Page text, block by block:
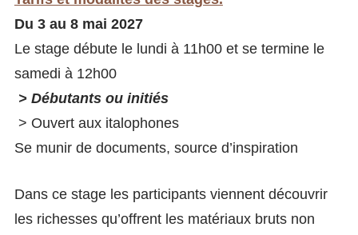
Du 3 au 8 mai 2027
Le stage débute le lundi à 11h00 et se termine le
samedi à 12h00
> Débutants ou initiés
> Ouvert aux italophones
Se munir de documents, source d’inspiration
Dans ce stage les participants viennent découvrir
les richesses qu’offrent les matériaux bruts non